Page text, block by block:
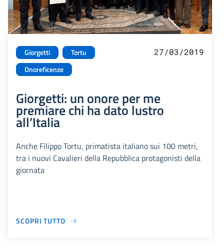
Giorgetti
Tortu
Onoreficenze
27/03/2019
Giorgetti: un onore per me
premiare chi ha dato lustro
all’Italia
Anche Filippo Tortu, primatista italiano sui 100 metri,
tra i nuovi Cavalieri della Repubblica protagonisti della
giornata
SCOPRI TUTTO